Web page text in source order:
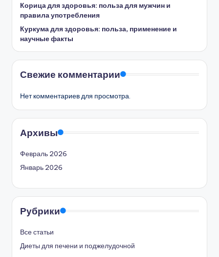
Корица для здоровья: польза для мужчин и
правила употребления
Куркума для здоровья: польза, применение и
научные факты
Свежие комментарии
Нет комментариев для просмотра.
Архивы
Февраль 2026
Январь 2026
Рубрики
Все статьи
Диеты для печени и поджелудочной